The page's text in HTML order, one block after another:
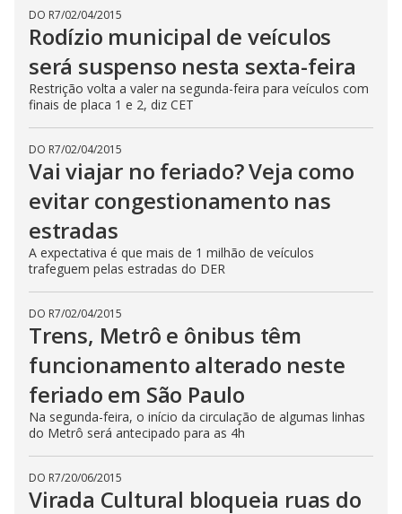
DO R7/02/04/2015
Rodízio municipal de veículos
será suspenso nesta sexta-feira
Restrição volta a valer na segunda-feira para veículos com
finais de placa 1 e 2, diz CET
DO R7/02/04/2015
Vai viajar no feriado? Veja como
evitar congestionamento nas
estradas
A expectativa é que mais de 1 milhão de veículos
trafeguem pelas estradas do DER
DO R7/02/04/2015
Trens, Metrô e ônibus têm
funcionamento alterado neste
feriado em São Paulo
Na segunda-feira, o início da circulação de algumas linhas
do Metrô será antecipado para as 4h
DO R7/20/06/2015
Virada Cultural bloqueia ruas do